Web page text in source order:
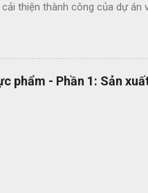
thiện thành công của dự án
thuận lợi cho quá trình đấu
quán Cho phép sự linh hoạt
cấp các nguyên tắc và
thật đơn giản. Hiện tại bộ quy
tuyệt vời giúp bạn chuyển đổi
phẩm - Phần 1: Sản